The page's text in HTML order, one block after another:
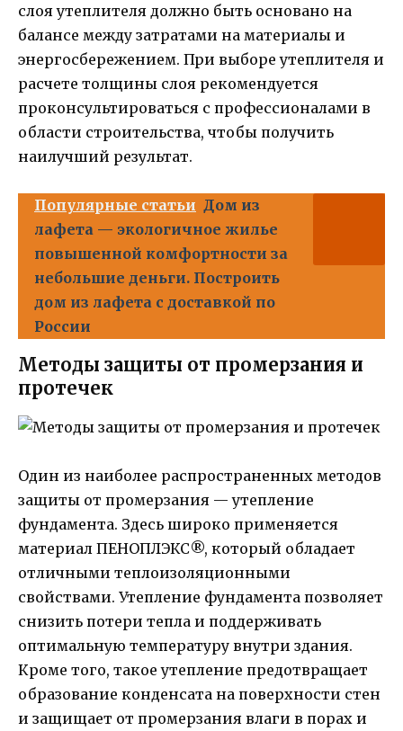
слоя утеплителя должно быть основано на
балансе между затратами на материалы и
энергосбережением. При выборе утеплителя и
расчете толщины слоя рекомендуется
проконсультироваться с профессионалами в
области строительства, чтобы получить
наилучший результат.
Популярные статьи Дом из
лафета — экологичное жилье
повышенной комфортности за
небольшие деньги. Построить
дом из лафета с доставкой по
России
Методы защиты от промерзания и
протечек
Один из наиболее распространенных методов
защиты от промерзания — утепление
фундамента. Здесь широко применяется
материал ПЕНОПЛЭКС®, который обладает
отличными теплоизоляционными
свойствами. Утепление фундамента позволяет
снизить потери тепла и поддерживать
оптимальную температуру внутри здания.
Кроме того, такое утепление предотвращает
образование конденсата на поверхности стен
и защищает от промерзания влаги в порах и